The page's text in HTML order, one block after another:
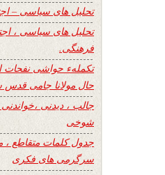
تحلیل های سیاسی –
تحلیل های سیاسی ،
فرهنگی.
تکملهء حواشی نفحات
حال مولانا جامی
جالب ، دیدنی
شوخی
جدول کلمات متقاطع ،
سرگرمی های فکری